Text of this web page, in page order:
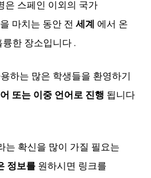
은 스페인 이외의 국가
마치는 동안 전세계 에서 온
한 장소입니다 .
하는 많은 학생들을 환영하기
또는 이중 언어로 진행 됩니다
는 확신을 많이 가질 필요는
정보를 원하시면 링크를